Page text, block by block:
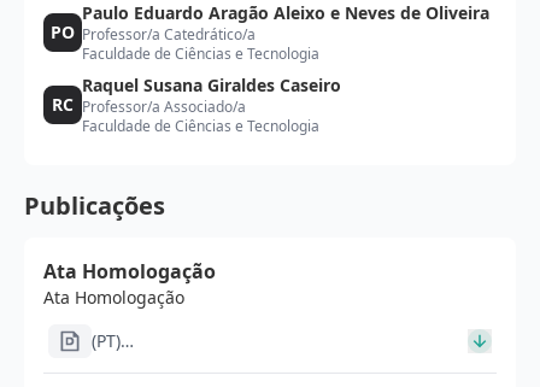
PO
Paulo Eduardo Aragão Aleixo e Neves de Oliveira
Professor/a Catedrático/a
Faculdade de Ciências e Tecnologia
RC
Raquel Susana Giraldes Caseiro
Professor/a Associado/a
Faculdade de Ciências e Tecnologia
Publicações
Ata Homologação
Ata Homologação
(PT)